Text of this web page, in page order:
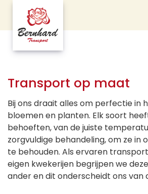
Transport op maat
Bij ons draait alles om perfectie in
bloemen en planten. Elk soort
behoeften, van de juiste
zorgvuldige behandeling, om ze in
te behouden. Als ervaren
eigen kwekerijen begrijpen we
ander en dit onderscheidt ons van